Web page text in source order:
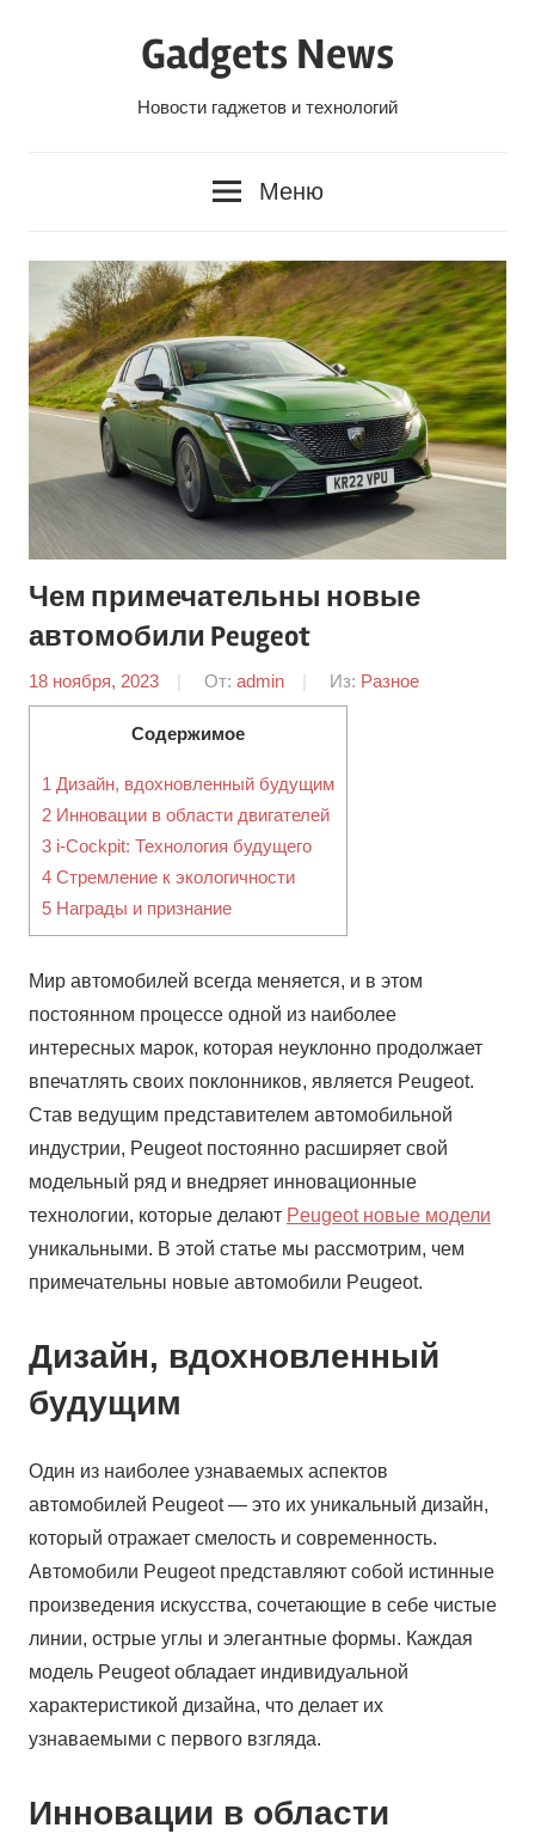
Gadgets News
Новости гаджетов и технологий
Меню
Чем примечательны новые
автомобили Peugeot
18 ноября, 2023 От: admin Из: Разное
Содержимое
1 Дизайн, вдохновленный будущим
2 Инновации в области двигателей
3 i-Cockpit: Технология будущего
4 Стремление к экологичности
5 Награды и признание
Мир автомобилей всегда меняется, и в этом
постоянном процессе одной из наиболее
интересных марок, которая неуклонно продолжает
впечатлять своих поклонников, является Peugeot.
Став ведущим представителем автомобильной
индустрии, Peugeot постоянно расширяет свой
модельный ряд и внедряет инновационные
технологии, которые делают Peugeot новые модели
уникальными. В этой статье мы рассмотрим, чем
примечательны новые автомобили Peugeot.
Дизайн, вдохновленный
будущим
Один из наиболее узнаваемых аспектов
автомобилей Peugeot — это их уникальный дизайн,
который отражает смелость и современность.
Автомобили Peugeot представляют собой истинные
произведения искусства, сочетающие в себе чистые
линии, острые углы и элегантные формы. Каждая
модель Peugeot обладает индивидуальной
характеристикой дизайна, что делает их
узнаваемыми с первого взгляда.
Инновации в области